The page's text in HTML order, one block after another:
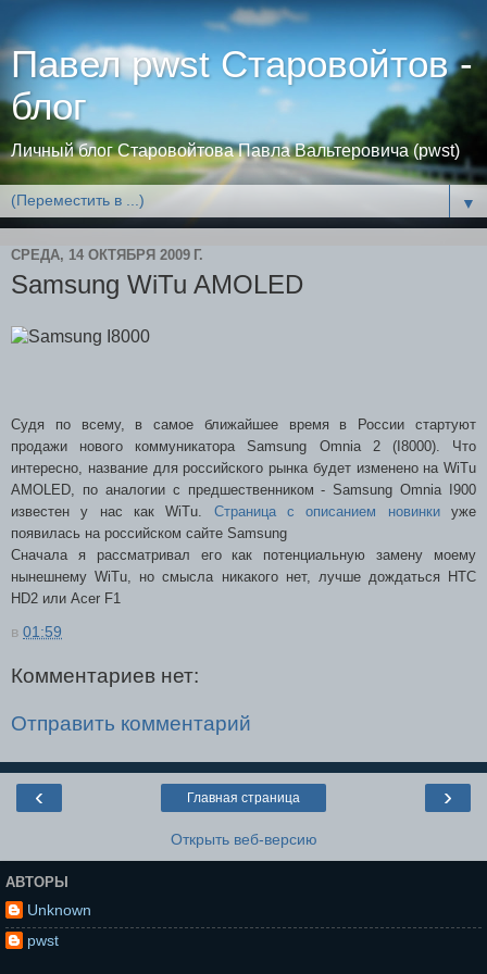
Павел pwst Старовойтов -
блог
Личный блог Старовойтова Павла Вальтеровича (pwst)
▼
СРЕДА, 14 ОКТЯБРЯ 2009 Г.
Samsung WiTu AMOLED
Судя по всему, в самое ближайшее время в России стартуют
продажи нового коммуникатора Samsung Omnia 2 (I8000). Что
интересно, название для российского рынка будет изменено на WiTu
AMOLED, по аналогии с предшественником - Samsung Omnia I900
известен у нас как WiTu. Страница с описанием новинкиуже
появилась на российском сайте Samsung
Сначала я рассматривал его как потенциальную замену моему
нынешнему WiTu, но смысла никакого нет, лучше дождаться HTC
HD2 или Acer F1
в 01:59
Комментариев нет:
Отправить комментарий
‹ ›
Главная страница
Открыть веб-версию
АВТОРЫ
Unknown
pwst